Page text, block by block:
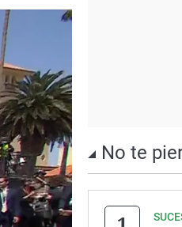
No te